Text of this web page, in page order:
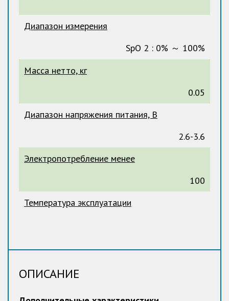
Диапазон измерения
SpO 2 : 0% ～ 100%
Масса нетто, кг
0.05
Диапазон напряжения питания, В
2.6-3.6
Электропотребление менее
100
Температура эксплуатации
ОПИСАНИЕ